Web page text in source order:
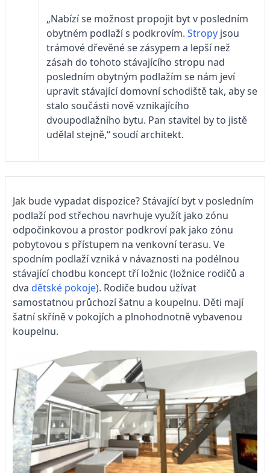
„Nabízí se možnost propojit byt v posledním
obytném podlaží s podkrovím. Stropy jsou
trámové dřevěné se zásypem a lepší než
zásah do tohoto stávajícího stropu nad
posledním obytným podlažím se nám jeví
upravit stávající domovní schodiště tak, aby se
stalo součásti nově vznikajícího
dvoupodlažního bytu. Pan stavitel by to jistě
udělal stejně,“ soudí architekt.
Jak bude vypadat dispozice? Stávající byt v posledním
podlaží pod střechou navrhuje využít jako zónu
odpočinkovou a prostor podkroví pak jako zónu
pobytovou s přístupem na venkovní terasu. Ve
spodním podlaží vzniká v návaznosti na podélnou
stávající chodbu koncept tří ložnic (ložnice rodičů a
dva dětské pokoje). Rodiče budou užívat
samostatnou průchozí šatnu a koupelnu. Děti mají
šatní skříně v pokojích a plnohodnotně vybavenou
koupelnu.